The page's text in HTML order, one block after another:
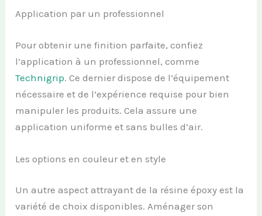
Application par un professionnel
Pour obtenir une finition parfaite, confiez
l’application à un professionnel, comme
Technigrip. Ce dernier dispose de l’équipement
nécessaire et de l’expérience requise pour bien
manipuler les produits. Cela assure une
application uniforme et sans bulles d’air.
Les options en couleur et en style
Un autre aspect attrayant de la résine époxy est la
variété de choix disponibles. Aménager son